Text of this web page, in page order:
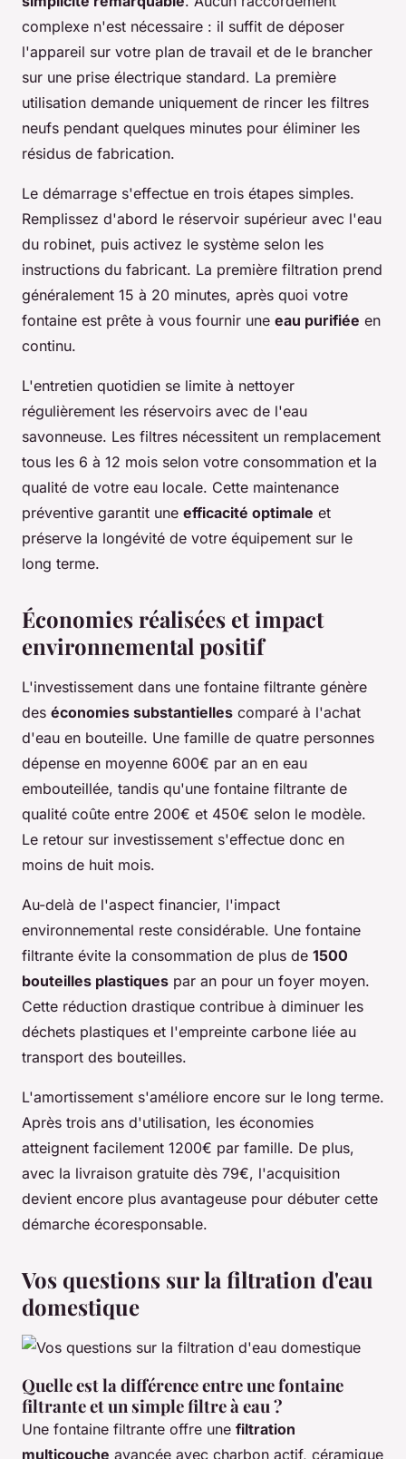
complexe n'est nécessaire : il suffit de déposer
l'appareil sur votre plan de travail et de le brancher
sur une prise électrique standard. La première
utilisation demande uniquement de rincer les filtres
neufs pendant quelques minutes pour éliminer les
résidus de fabrication.
Le démarrage s'effectue en trois étapes simples.
Remplissez d'abord le réservoir supérieur avec l'eau
du robinet, puis activez le système selon les
instructions du fabricant. La première filtration prend
généralement 15 à 20 minutes, après quoi votre
fontaine est prête à vous fournir une eau purifiée en
continu.
L'entretien quotidien se limite à nettoyer
régulièrement les réservoirs avec de l'eau
savonneuse. Les filtres nécessitent un remplacement
tous les 6 à 12 mois selon votre consommation et la
qualité de votre eau locale. Cette maintenance
préventive garantit une efficacité optimale et
préserve la longévité de votre équipement sur le
long terme.
Économies réalisées et impact
environnemental positif
L'investissement dans une fontaine filtrante génère
des économies substantielles comparé à l'achat
d'eau en bouteille. Une famille de quatre personnes
dépense en moyenne 600€ par an en eau
embouteillée, tandis qu'une fontaine filtrante de
qualité coûte entre 200€ et 450€ selon le modèle.
Le retour sur investissement s'effectue donc en
moins de huit mois.
Au-delà de l'aspect financier, l'impact
environnemental reste considérable. Une fontaine
filtrante évite la consommation de plus de 1500
bouteilles plastiques par an pour un foyer moyen.
Cette réduction drastique contribue à diminuer les
déchets plastiques et l'empreinte carbone liée au
transport des bouteilles.
L'amortissement s'améliore encore sur le long terme.
Après trois ans d'utilisation, les économies
atteignent facilement 1200€ par famille. De plus,
avec la livraison gratuite dès 79€, l'acquisition
devient encore plus avantageuse pour débuter cette
démarche écoresponsable.
Vos questions sur la filtration d'eau
domestique
Quelle est la différence entre une fontaine
filtrante et un simple filtre à eau ?
Une fontaine filtrante offre une filtration
multicouche avancée avec charbon actif, céramique